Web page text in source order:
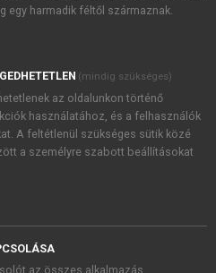
újdonságairól, akcióiról.
Kiadó Zrt. újdonságairól,
foglaltakat tudomásul
, valamint a szotar.netés a
foglaltakat
egy harmadik féltől származnak.
(mindig szükséges)
az oldalunkon történő
használatához, és a felhasználók
A feltétlenül szükséges sütik közé
a személyre szabott beállításokat
az összes alkalmazás